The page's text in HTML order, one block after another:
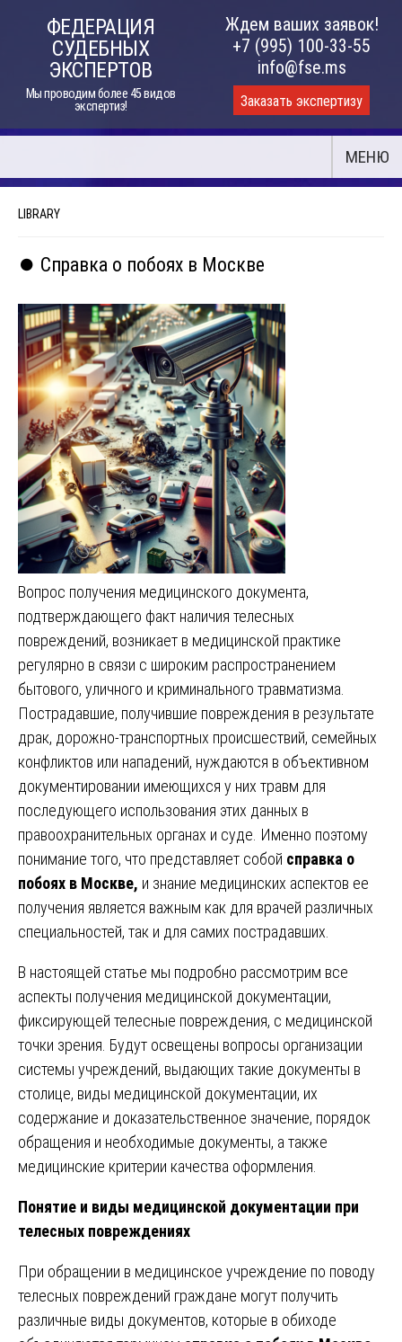
ФЕДЕРАЦИЯ
СУДЕБНЫХ
ЭКСПЕРТОВ
Мы проводим более 45 видов
экспертиз!
Ждем ваших заявок!
+7 (995) 100-33-55
info@fse.ms
Заказать экспертизу
МЕНЮ
LIBRARY
⏺️ Справка о побоях в Москве
Вопрос получения медицинского документа,
подтверждающего факт наличия телесных
повреждений, возникает в медицинской практике
регулярно в связи с широким распространением
бытового, уличного и криминального травматизма.
Пострадавшие, получившие повреждения в результате
драк, дорожно-транспортных происшествий, семейных
конфликтов или нападений, нуждаются в объективном
документировании имеющихся у них травм для
последующего использования этих данных в
правоохранительных органах и суде. Именно поэтому
понимание того, что представляет собой справка о
побоях в Москве, и знание медицинских аспектов ее
получения является важным как для врачей различных
специальностей, так и для самих пострадавших.
В настоящей статье мы подробно рассмотрим все
аспекты получения медицинской документации,
фиксирующей телесные повреждения, с медицинской
точки зрения. Будут освещены вопросы организации
системы учреждений, выдающих такие документы в
столице, виды медицинской документации, их
содержание и доказательственное значение, порядок
обращения и необходимые документы, а также
медицинские критерии качества оформления.
Понятие и виды медицинской документации при
телесных повреждениях
При обращении в медицинское учреждение по поводу
телесных повреждений граждане могут получить
различные виды документов, которые в обиходе